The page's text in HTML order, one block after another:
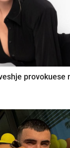
provokuese